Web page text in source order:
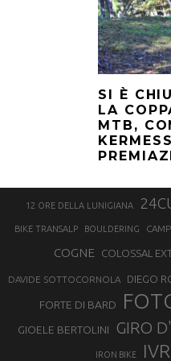
SI È
LA
MTB,
12 ORE DELLA LUNIGIANA
BIKE TRANSALP BOULDERING
COGNE COLOSSAL
DAVIDE SOTTOCORNOLA DIEGO
FORTE DI BARD
GIOELE BERTOLINI GIRO
IRON BIKE